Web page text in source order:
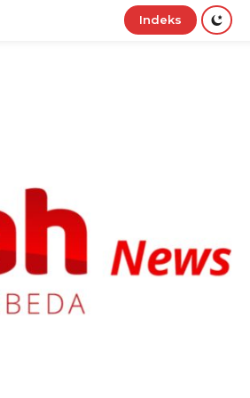
Indeks